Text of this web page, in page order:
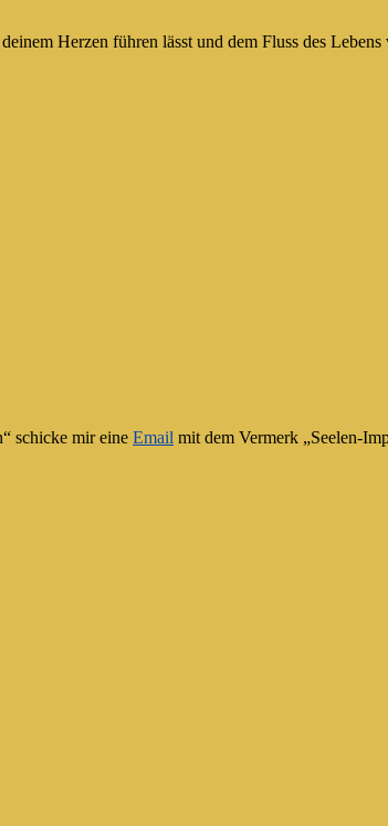
Herzen führen lässt und dem Fluss des Lebens
schicke mir eine Email mit dem Vermerk „Seelen-